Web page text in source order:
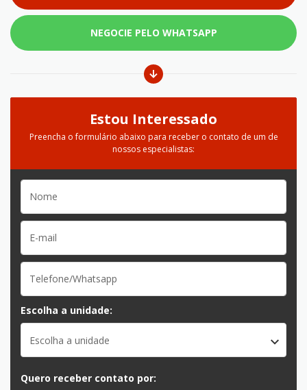
NEGOCIE PELO WHATSAPP
Estou Interessado
Preencha o formulário abaixo para receber o contato de um de
nossos especialistas:
Escolha a unidade:
Escolha a unidade
Quero receber contato por: